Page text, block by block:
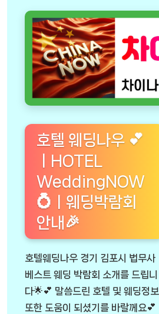
호텔 웨딩나우 💕
ㅣHOTEL
WeddingNOW
💍ㅣ웨딩박람회
안내🎉
호텔웨딩나우 경기 김포시 법무사
베스트 웨딩 박람회 소개를 드립니
다🌟💕 말씀드린 호텔 및 웨딩정보
또한 도움이 되셨기를 바랄께요💕